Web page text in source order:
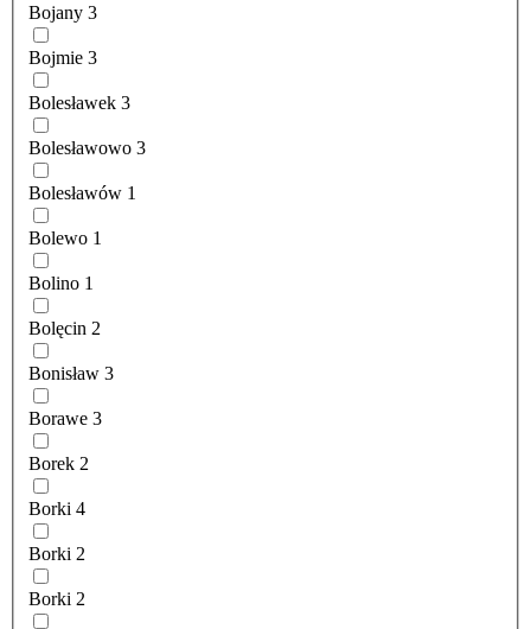
Bojany 3
Bojmie 3
Bolesławek 3
Bolesławowo 3
Bolesławów 1
Bolewo 1
Bolino 1
Bolęcin 2
Bonisław 3
Borawe 3
Borek 2
Borki 4
Borki 2
Borki 2